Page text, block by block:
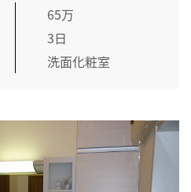
65万
3日
洗面化粧室